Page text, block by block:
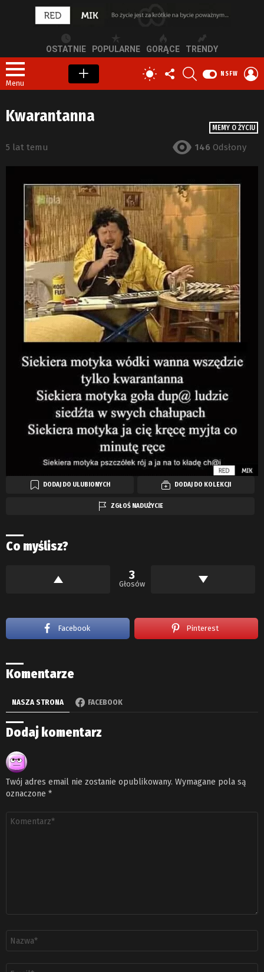
OSTATNIE POPULARNE GORĄCE TRENDY
Menu
PRZEŁĄCZ
SKÓRKĘ
OBSERWUJ
NAS
NSFW
MEMY O ŻYCIU
Kwarantanna
5 lat temu 146 Odsłony
DODAJ DO ULUBIONYCH DODAJ DO KOLEKCJI
ZGŁOŚ NADUŻYCIE
Co myślisz?
3
Głosów
Facebook Pinterest
Komentarze
NASZA STRONA FACEBOOK
Dodaj komentarz
Twój adres email nie zostanie opublikowany. Wymagane pola są
oznaczone *
Komentarz